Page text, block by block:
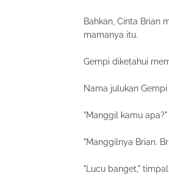
Bahkan, Cinta Brian
mamanya itu.
Gempi diketahui
Nama julukan
"Manggil kamu apa?"
"Manggilnya Brian.
"Lucu banget,"